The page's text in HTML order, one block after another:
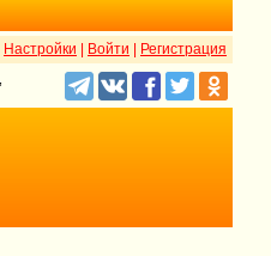
Настройки Войти Регистрация